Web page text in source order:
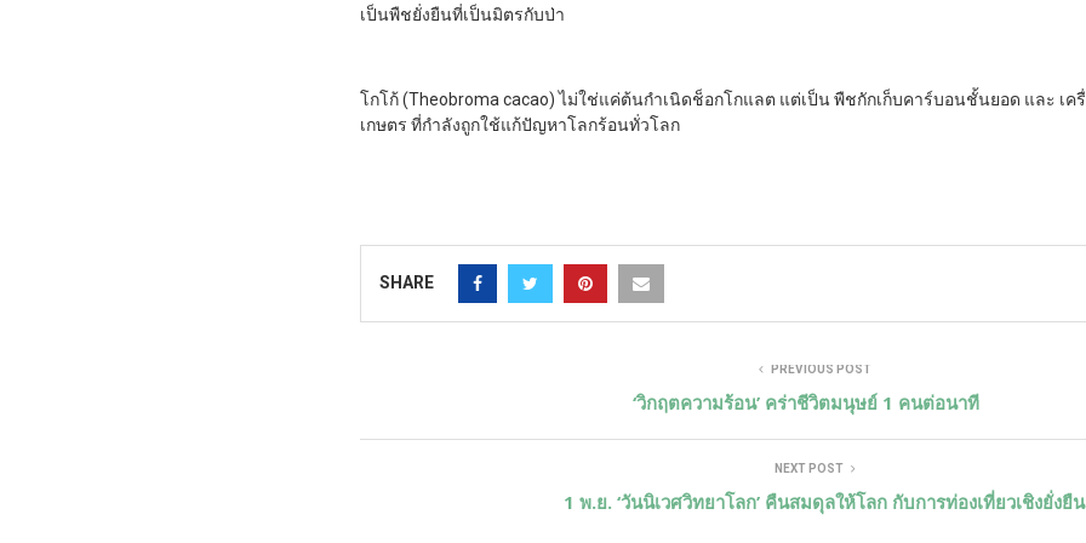
เป็นพืชยั่งยืนที่เป็นมิตรกับป่า
โกโก้ (Theobroma cacao) ไม่ใช่แค่ต้นกำเนิดช็อกโกแลต แต่เป็น พืชกักเก็บคาร์บอนชั้นยอด และ เ
เกษตร ที่กำลังถูกใช้แก้ปัญหาโลกร้อนทั่วโลก
SHARE
PREVIOUS POST
‘วิกฤตความร้อน’ คร่าชีวิตมนุษย์ 1 คนต่อนาที
NEXT POST
1 พ.ย. ‘วันนิเวศวิทยาโลก’ คืนสมดุลให้โลก กับการท่องเที่ยวเชิงยั่งยืน